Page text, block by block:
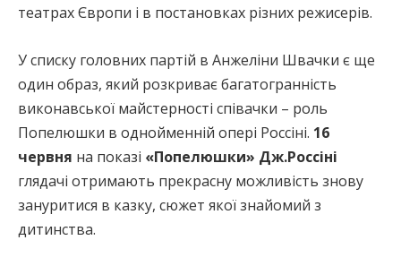
театрах Європи і в постановках різних режисерів.
У списку головних партій в Анжеліни Швачки є ще
один образ, який розкриває багатогранність
виконавської майстерності співачки – роль
Попелюшки в однойменній опері Россіні. 16
червня на показі «Попелюшки» Дж.Россіні
глядачі отримають прекрасну можливість знову
зануритися в казку, сюжет якої знайомий з
дитинства.